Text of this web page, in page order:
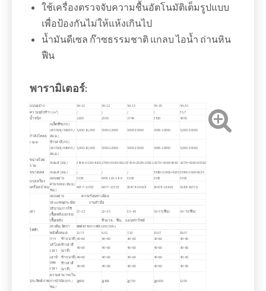
ใช้เครื่องตรวจจับความชื้นอัตโนมัติเต็มรูปแบบ
เพื่อป้องกันไม่ให้แห้งเกินไป
น้ำมันดีเซล ก๊าซธรรมชาติ แกลบ ไอน้ำ ถ่านหิน
ฟืน
พารามิเตอร์:
แบบอย่าง 5H-10 5H-12 5H-15 5H-20
5H-30
ความจุถังข้าว (m³)
/ / / /
35.7
น้ำหนัก
2200 2300 2749 3850 4300
กำลังโหลด
capac
เมล็ดพืช(กก.)
(ความจุ=560กก./
ลบ.ม.)
5,000-10,000 5000-12000 5000-15000 5000-20000 5,000-30000
ข้าวสาลี(กก.)
(ความจุ=680กก./
ลบ.ม.)
5,000-10,000 5000-12000 5000-15000 5000-20000 5,000-30000
ขนาดโดย
รวม
กxยxส (มม.) 3454×2026×84212700×3620×96203454×2026×104214270×4160×8360 4270×4160×10360
ขนาดเคส กxยxส (มม.) / / / 3980×2000x×61303980×2000×8130
แรงเหวี่ยง
เครื่องเป่าลม
แบบอย่าง 305E WHG120-1-8-9 305E 305E
305E
ค่าแรงลม (ลบ.ม./
ชม.)
6677~13353 6677~13353 10478~19428 10478~19428 8288~16576
เตา
แบบอย่าง ความร้อนทางอ้อม
ประเภทจุดระเบิด งานทำมือ
ปริมาณการใช้
เชื้อเพลิง(แกลบ)
17~23 23~35 35~45 50~70(ฟืน) 50~70(ฟืน)
เชื้อเพลิง ชีวมวล、 ฟืน、 แอนทราไซต์
ไฟฟ้า
แรงดัน/อัตรา Ⅲเฟส 380V Ⅰ เฟส220V/50hz
พลังทั้งหมด 15.73 6.52 7.53 15.07 19.07
ประสิทธิภาพ
การ
บริโภค
เวลา
ข้าว(นาที) 40~60 40~60 40~60 40~60
40~60
ข้าวสาลี
(นาที)
40~60 40~60 40~60 40~60
40~60
เอาท์
เทค
เวลา
ข้าว(นาที) 40~60 40~60 40~60 40~60
40~60
ข้าวสาลี
(นาที)
40~60 40~60 40~60 40~60 40~60
ความสามารถใน
การบำบัด (กก. /
ชม.)
≧600 ≧800 ≧750 ≧1000 1200